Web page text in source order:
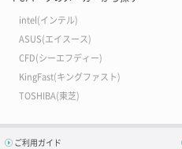
intel(インテル)
ASUS(エイスース)
CFD(シーエフディー)
KingFast(キングファスト)
TOSHIBA(東芝)
ご利用ガイド